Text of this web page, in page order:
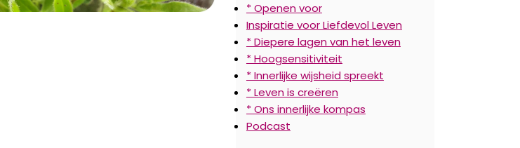
* Openen voor
Inspiratie voor Liefdevol Leven
* Diepere lagen van het leven
* Hoogsensitiviteit
* Innerlijke wijsheid spreekt
* Leven is creëren
* Ons innerlijke kompas
Podcast